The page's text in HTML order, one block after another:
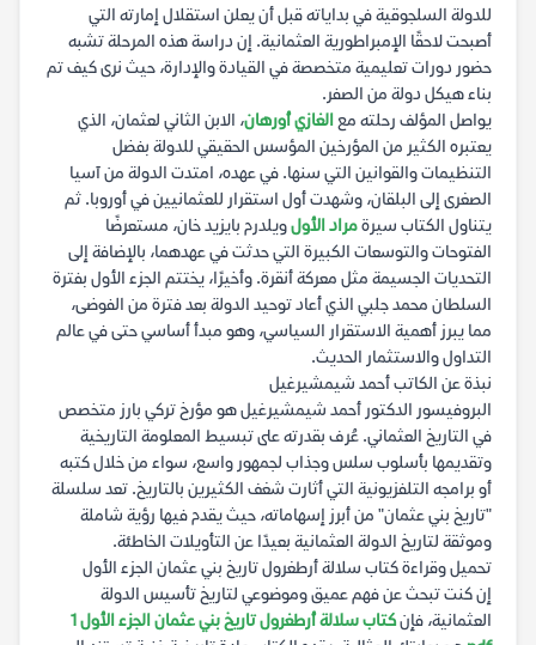
للدولة السلجوقية في بداياته قبل أن يعلن استقلال إمارته التي
أصبحت لاحقًا الإمبراطورية العثمانية. إن دراسة هذه المرحلة تشبه
حضور دورات تعليمية متخصصة في القيادة والإدارة، حيث نرى كيف تم
بناء هيكل دولة من الصفر.
يواصل المؤلف رحلته معالغازي أورهان، الابن الثاني لعثمان، الذي
يعتبره الكثير من المؤرخين المؤسس الحقيقي للدولة بفضل
التنظيمات والقوانين التي سنها. في عهده، امتدت الدولة من آسيا
الصغرى إلى البلقان، وشهدت أول استقرار للعثمانيين في أوروبا. ثم
يتناول الكتاب سيرةمراد الأولويلدرم بايزيد خان، مستعرضًا
الفتوحات والتوسعات الكبيرة التي حدثت في عهدهما، بالإضافة إلى
التحديات الجسيمة مثل معركة أنقرة. وأخيرًا، يختتم الجزء الأول بفترة
السلطان محمد جلبي الذي أعاد توحيد الدولة بعد فترة من الفوضى،
مما يبرز أهمية الاستقرار السياسي، وهو مبدأ أساسي حتى في عالم
التداول والاستثمار الحديث.
نبذة عن الكاتب أحمد شيمشيرغيل
البروفيسور الدكتور أحمد شيمشيرغيل هو مؤرخ تركي بارز متخصص
في التاريخ العثماني. عُرف بقدرته على تبسيط المعلومة التاريخية
وتقديمها بأسلوب سلس وجذاب لجمهور واسع، سواء من خلال كتبه
أو برامجه التلفزيونية التي أثارت شغف الكثيرين بالتاريخ. تعد سلسلة
"تاريخ بني عثمان" من أبرز إسهاماته، حيث يقدم فيها رؤية شاملة
وموثقة لتاريخ الدولة العثمانية بعيدًا عن التأويلات الخاطئة.
تحميل وقراءة كتاب سلالة أرطغرول تاريخ بني عثمان الجزء الأول
إن كنت تبحث عن فهم عميق وموضوعي لتاريخ تأسيس الدولة
العثمانية، فإن
كتاب سلالة أرطغرول تاريخ بني عثمان الجزء الأول 1